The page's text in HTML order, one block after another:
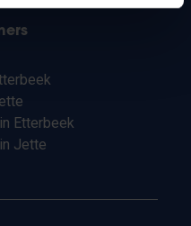
Etterbeek
Jette